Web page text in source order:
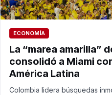
ECONOMÍA
La “marea amarilla”
consolidó a Miami
América Latina
Colombia lidera búsquedas